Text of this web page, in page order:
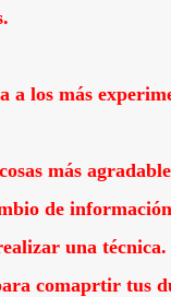
a los más
más
de
una técnica.
comaprtir tus